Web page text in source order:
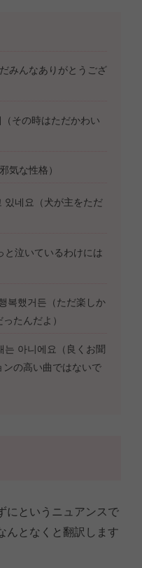
みんなありがとうござ
その時はただかわい
気な性格）
있네요（犬が主をただ
と泣いているわけには
복했거든（ただ楽しか
たんだよ）
는 아니에요（良くお聞
の高い曲ではないで
にというニュアンスで
んとなくと翻訳します